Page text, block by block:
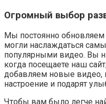
Огромный выбор
Мы постоянно
могли наслаждаться
популярными видео. Вы
когда посещаете наш
добавляем новые видео,
настроение и подарят
Чтобы вам было легче